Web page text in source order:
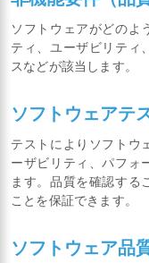
ソフトウェアがどのよ
ティ、ユーザビリティ
スなどが該当します。
ソフトウェアテ
テストによりソフトウ
ーザビリティ、パフォ
ます。品質を確認する
ことを保証できます。
ソフトウェア品